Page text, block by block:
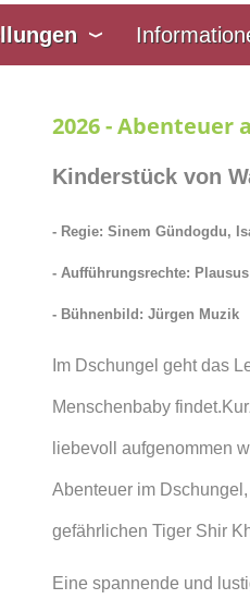
2026 - Abenteuer
Kinderstück von
- Regie: Sinem Gündogdu,
- Aufführungsrechte:
- Bühnenbild: Jürgen Muzik
Im Dschungel geht das
Menschenbaby
liebevoll aufgenommen
Abenteuer im
gefährlichen Tiger Shir
Eine spannende und